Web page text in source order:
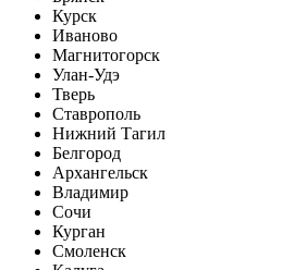
Курск
Иваново
Магнитогорск
Улан-Удэ
Тверь
Ставрополь
Нижний Тагил
Белгород
Архангельск
Владимир
Сочи
Курган
Смоленск